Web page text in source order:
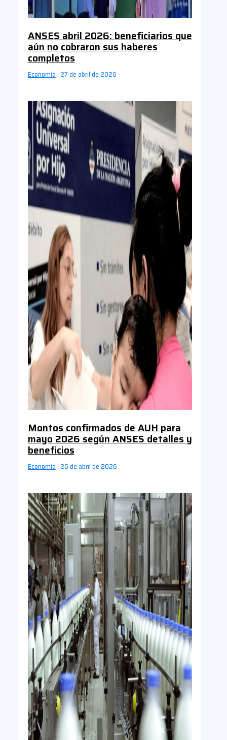
ANSES abril 2026: beneficiarios que
aún no cobraron sus haberes
completos
Economía | 27 de abril de 2026
Montos confirmados de AUH para
mayo 2026 según ANSES detalles y
beneficios
Economía | 26 de abril de 2026